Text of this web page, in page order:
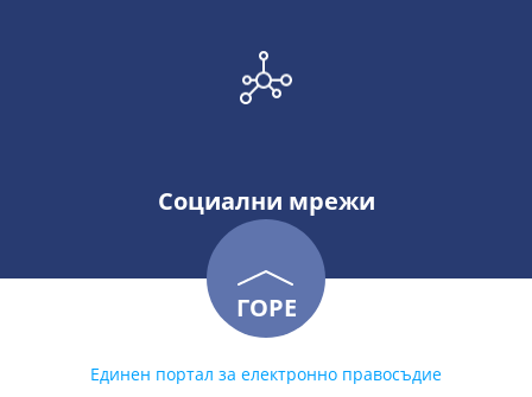
Социални мрежи
ГОРЕ
Единен портал за електронно правосъдие